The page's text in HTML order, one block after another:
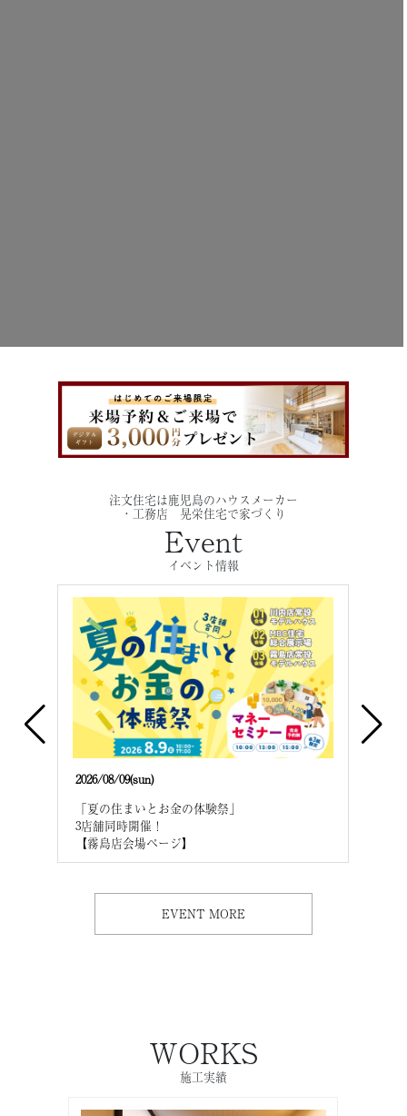
注文住宅は鹿児島のハウスメーカー
・工務店 晃栄住宅で家づくり
Event
イベント情報
2026/08/09(sun)
「夏の住まいとお金の体験祭」
3店舗同時開催！
【霧島店会場ページ】
EVENT MORE
WORKS
施工実績